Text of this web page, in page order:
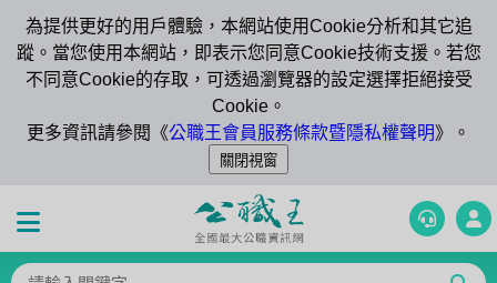
為提供更好的用戶體驗，本網站使用Cookie分析和其它追
蹤。當您使用本網站，即表示您同意Cookie技術支援。若您
不同意Cookie的存取，可透過瀏覽器的設定選擇拒絕接受
Cookie。
更多資訊請參閱《公職王會員服務條款暨隱私權聲明》。